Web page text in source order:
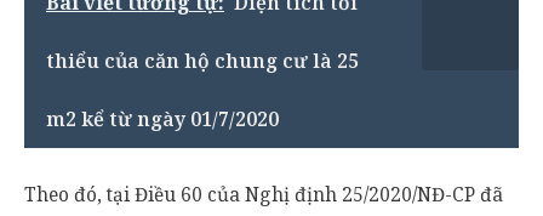
thiểu của căn hộ chung cư là 25
m2 kể từ ngày 01/7/2020
Theo đó, tại Điều 60 của Nghị định 25/2020/NĐ-CP đã